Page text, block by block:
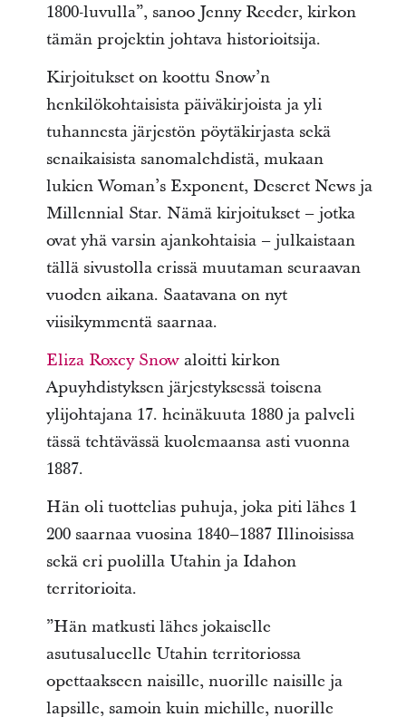
1800-luvulla”, sanoo Jenny Reeder, kirkon
tämän projektin johtava historioitsija.
Kirjoitukset on koottu Snow’n
henkilökohtaisista päiväkirjoista ja yli
tuhannesta järjestön pöytäkirjasta sekä
senaikaisista sanomalehdistä, mukaan
lukien Woman’s Exponent, Deseret News ja
Millennial Star. Nämä kirjoitukset – jotka
ovat yhä varsin ajankohtaisia – julkaistaan
tällä sivustolla erissä muutaman seuraavan
vuoden aikana. Saatavana on nyt
viisikymmentä saarnaa.
Eliza Roxcy Snowaloitti kirkon
Apuyhdistyksen järjestyksessä toisena
ylijohtajana 17. heinäkuuta 1880 ja palveli
tässä tehtävässä kuolemaansa asti vuonna
1887.
Hän oli tuottelias puhuja, joka piti lähes 1
200 saarnaa vuosina 1840–1887 Illinoisissa
sekä eri puolilla Utahin ja Idahon
territorioita.
”Hän matkusti lähes jokaiselle
asutusalueelle Utahin territoriossa
opettaakseen naisille, nuorille naisille ja
lapsille, samoin kuin miehille, nuorille